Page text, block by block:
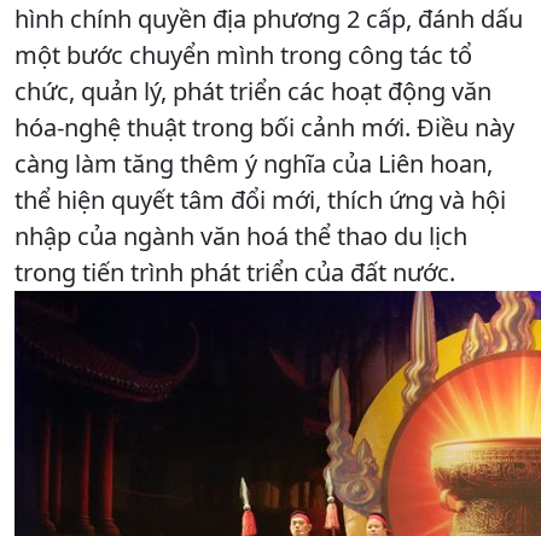
hình chính quyền địa phương 2 cấp, đánh dấu
một bước chuyển mình trong công tác tổ
chức, quản lý, phát triển các hoạt động văn
hóa-nghệ thuật trong bối cảnh mới. Điều này
càng làm tăng thêm ý nghĩa của Liên hoan,
thể hiện quyết tâm đổi mới, thích ứng và hội
nhập của ngành văn hoá thể thao du lịch
trong tiến trình phát triển của đất nước.